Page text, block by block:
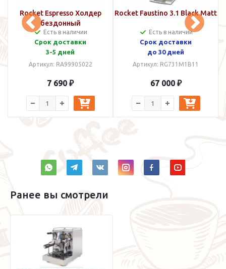
Rocket Espresso Холдер
бездонный
Есть в наличии
Срок доставки
3-5 дней
Артикул: RA99905022
7 690 ₽
Rocket Faustino 3.1 Black Matt
Есть в наличии
Срок доставки
до 30 дней
Артикул: RG731M1B11
67 000 ₽
Ранее вы смотрели